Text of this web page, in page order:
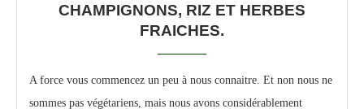
CHAMPIGNONS, RIZ ET HERBES
FRAICHES.
A force vous commencez un peu à nous connaitre. Et non nous ne
sommes pas végétariens, mais nous avons considérablement